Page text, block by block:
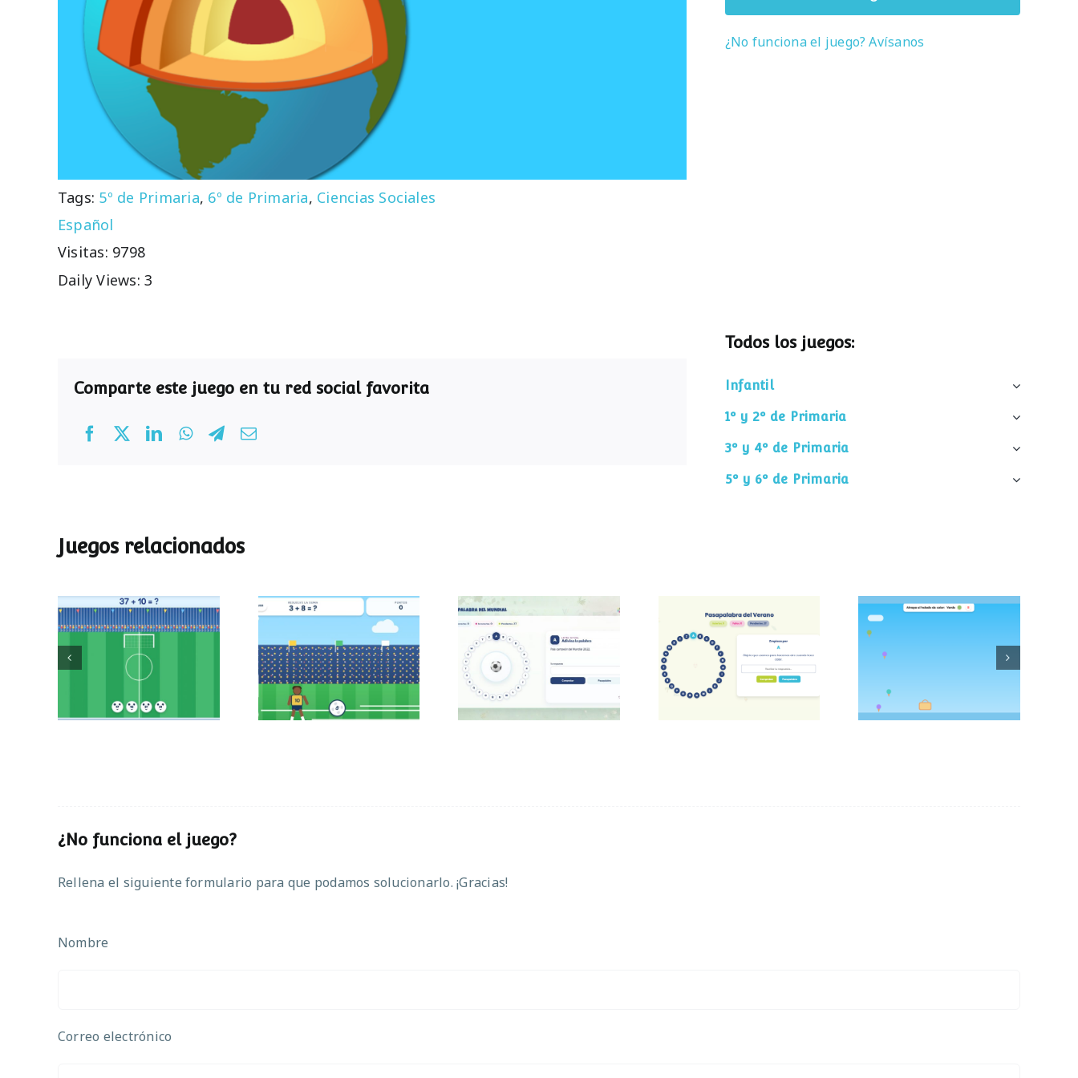
Tags: 5º de Primaria, 6º de Primaria, Ciencias Sociales
Español
Visitas: 9798
Daily Views: 3
¿No funciona el juego? Avísanos
Comparte este juego en tu red social favorita
Todos los juegos:
Infantil
1º y 2º de Primaria
3º y 4º de Primaria
5º y 6º de Primaria
Juegos relacionados
Mundial de
operaciones
Partido de sumas
Pasapalabra del
Mundial
Pasapalabra del
verano
Atrapa el helado
¿No funciona el juego?
Rellena el siguiente formulario para que podamos solucionarlo. ¡Gracias!
Nombre
Correo electrónico